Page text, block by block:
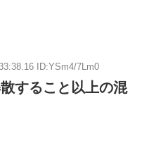
ID:YSm4/7Lm0
すること以上の混